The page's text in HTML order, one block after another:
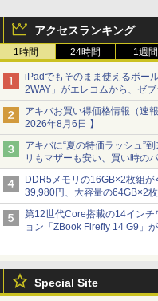
アクセスランキング
1時間 24時間 1週間
iPadでもそのまま使えるボー
2WAY」がエレコムから、ゼ
アキバお買い得価格情報（速
2026年8月6日 】
アキバに“夏の特価ラッシュ”
リもマザーも安い、買い時の
日(金)22時配信】
DDR5メモリの16GB×2枚組が
39,980円、大容量の64GB×2
[8月前半のメモリ価格]
第12世代Core搭載の14インチ
ョン「ZBook Firefly 14 G9」
Special Site